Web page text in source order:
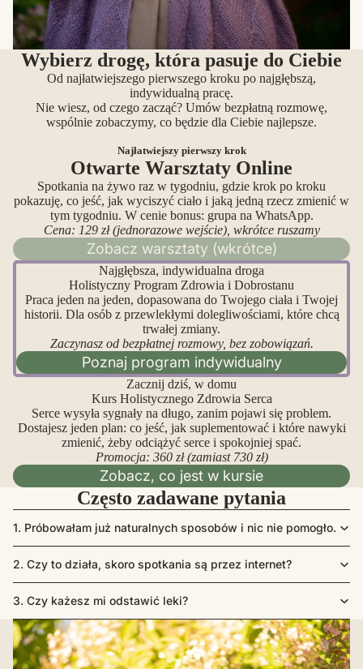
Wybierz drogę, która pasuje do Ciebie
Od najłatwiejszego pierwszego kroku po najgłębszą,
indywidualną pracę.
Nie wiesz, od czego zacząć? Umów bezpłatną rozmowę,
wspólnie zobaczymy, co będzie dla Ciebie najlepsze.
Najłatwiejszy pierwszy krok
Otwarte Warsztaty Online
Spotkania na żywo raz w tygodniu, gdzie krok po kroku
pokazuję, co jeść, jak wyciszyć ciało i jaką jedną rzecz zmienić w
tym tygodniu. W cenie bonus: grupa na WhatsApp.
Cena: 129 zł (jednorazowe wejście), wkrótce ruszamy
Zobacz warsztaty (wkrótce)
Najgłębsza, indywidualna droga
Holistyczny Program Zdrowia i Dobrostanu
Praca jeden na jeden, dopasowana do Twojego ciała i Twojej
historii. Dla osób z przewlekłymi dolegliwościami, które chcą
trwałej zmiany.
Zaczynasz od bezpłatnej rozmowy, bez zobowiązań.
Poznaj program indywidualny
Zacznij dziś, w domu
Kurs Holistycznego Zdrowia Serca
Serce wysyła sygnały na długo, zanim pojawi się problem.
Dostajesz jeden plan: co jeść, jak suplementować i które nawyki
zmienić, żeby odciążyć serce i spokojniej spać.
Promocja: 360 zł (zamiast 730 zł)
Zobacz, co jest w kursie
Często zadawane pytania
1. Próbowałam już naturalnych sposobów i nic nie pomogło.
2. Czy to działa, skoro spotkania są przez internet?
3. Czy każesz mi odstawić leki?